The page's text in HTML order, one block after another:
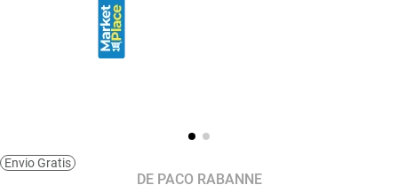
Envio Gratis
DE PACO RABANNE